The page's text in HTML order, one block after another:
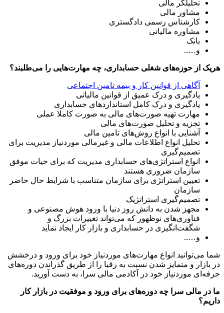
تحلیلگر مالی
مشاور مالی
کارشناس رسمی دادگستری
مشاوره مالیاتی
بانک
و…..
هریک از حوزه‌های شغلی حسابداری، چه مهارت‌هایی را می‌طلبند؟
آگاهی از قوانین کار و بیمه تامین اجتماعی
یادگیری و درک عمیق از قوانین مالیاتی
یادگیری و درک کامل استانداردهای حسابداری
مهارت تهیه صورت‌های مالی به صورت کاملا عملی
تجزیه و تحلیل صورت‌های مالی
آشنایی با انواع روش‌های تامین مالی
تحلیل انواع اطلاعات مالی و غیرمالی موردنیاز مدیریت برای
تصمیم‌گیری
انواع استراتژی‌های حسابداری مدیریت که برای حیات موفق
سازمان ضروری هستند
تعیین استراتژی برای سازمان متناسب با شرایط حال حاضر
سازمان
تصمیم‌گیری استراتژیک
مجهز شدن به دانش روز دنیا با ورود هوش مصنوعی و
فناوری‌های نوظهور که می‌تواند تغییرات بزرگ و
شگفت‌انگیزی در حسابداری و بازار کار ایجاد نماید
و…..
شما می‌توانید انواع مهارت‌های موردنیاز خود برای ورود و درخشش
در بازار و متمایز شدن نسبت به رقبا را از طریق گذراندن دوره‌های
حرفه‌ای موردنیاز خود در آکادمی مالی سرا، به دست آورید.
ما در مالی سرا چه دوره‌های برای ورود و موفقیت در بازار کار
داریم؟